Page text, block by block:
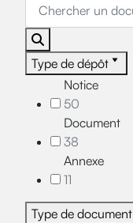
Type de dépôt
Notice
50
Document
38
Annexe
11
Type de document